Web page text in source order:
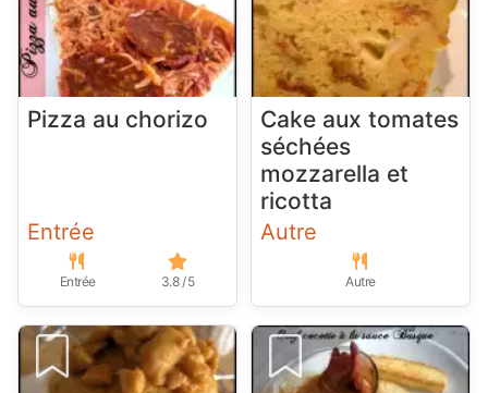
Pizza au chorizo
Entrée
Entrée 3.8 / 5
Cake aux tomates
séchées
mozzarella et
ricotta
Autre
Autre